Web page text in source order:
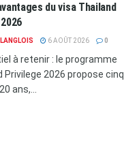
du visa Thailand
6 AOÛT 2026 0
à retenir : le programme
Privilege 2026 propose cinq
ans,...